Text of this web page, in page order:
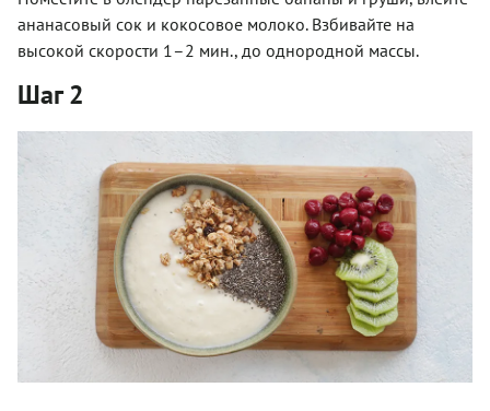
ананасовый сок и кокосовое молоко. Взбивайте на
высокой скорости 1–2 мин., до однородной массы.
Шаг 2